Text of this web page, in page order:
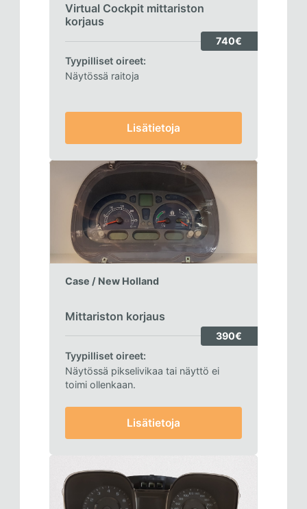
Virtual Cockpit mittariston
korjaus
740€
Tyypilliset oireet:
Näytössä raitoja
Lisätietoja
Case / New Holland
Mittariston korjaus
390€
Tyypilliset oireet:
Näytössä pikselivikaa tai näyttö ei
toimi ollenkaan.
Lisätietoja